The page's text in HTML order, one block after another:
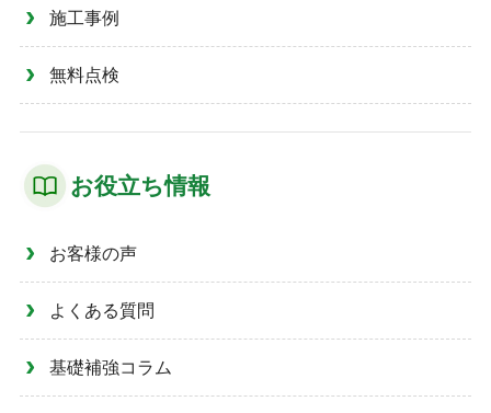
施工事例
無料点検
お役立ち情報
お客様の声
よくある質問
基礎補強コラム